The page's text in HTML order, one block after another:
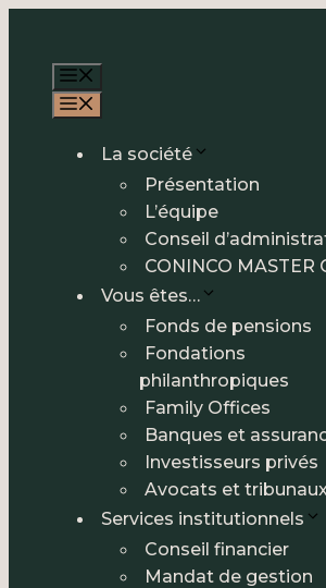
contenu
La société
Présentation
L’équipe
Conseil
CONINCO MASTER
Vous êtes…
Fonds de pensions
Fondations
philanthropiques
Family Offices
Banques et
Investisseurs privés
Avocats et
Services institutionnels
Conseil financier
Mandat de gestion